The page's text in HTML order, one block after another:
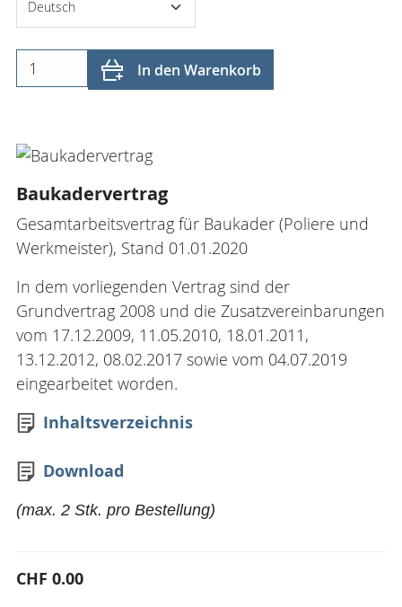
In den Warenkorb
Baukadervertrag
Gesamtarbeitsvertrag für Baukader (Poliere und
Werkmeister), Stand 01.01.2020
In dem vorliegenden Vertrag sind der
Grundvertrag 2008 und die Zusatzvereinbarungen
vom 17.12.2009, 11.05.2010, 18.01.2011,
13.12.2012, 08.02.2017 sowie vom 04.07.2019
eingearbeitet worden.
Inhaltsverzeichnis
Download
(max. 2 Stk. pro Bestellung)
CHF 0.00